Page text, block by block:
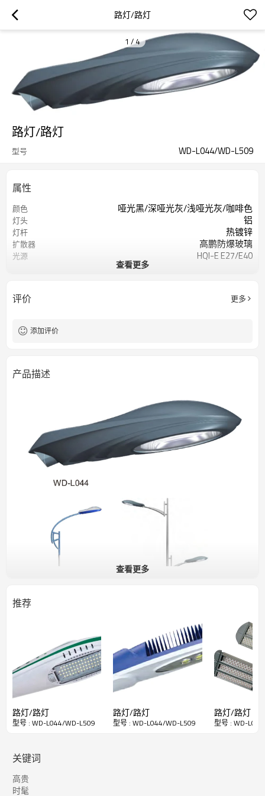
路灯/路灯
1 /4
路灯/路灯
型号 WD-L044/WD-L509
属性
颜色 哑光黑/深哑光灰/浅哑光灰/咖啡色
灯头 铝
灯杆 热镀锌
扩散器 高鹏防爆玻璃
光源
HQI-E E27/E40
70W/150W/250W/400W NAV-T
尺寸
知识产权 IP55
查看更多
评价 更多
添加评价
产品描述
查看更多
推荐
路灯/路灯
型号 : WD-L044/WD-L509
路灯/路灯
型号 : WD-L044/WD-L509
路灯/路灯
型号 : WD-
关键词
高贵
时髦